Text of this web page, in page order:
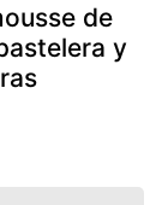
de
y